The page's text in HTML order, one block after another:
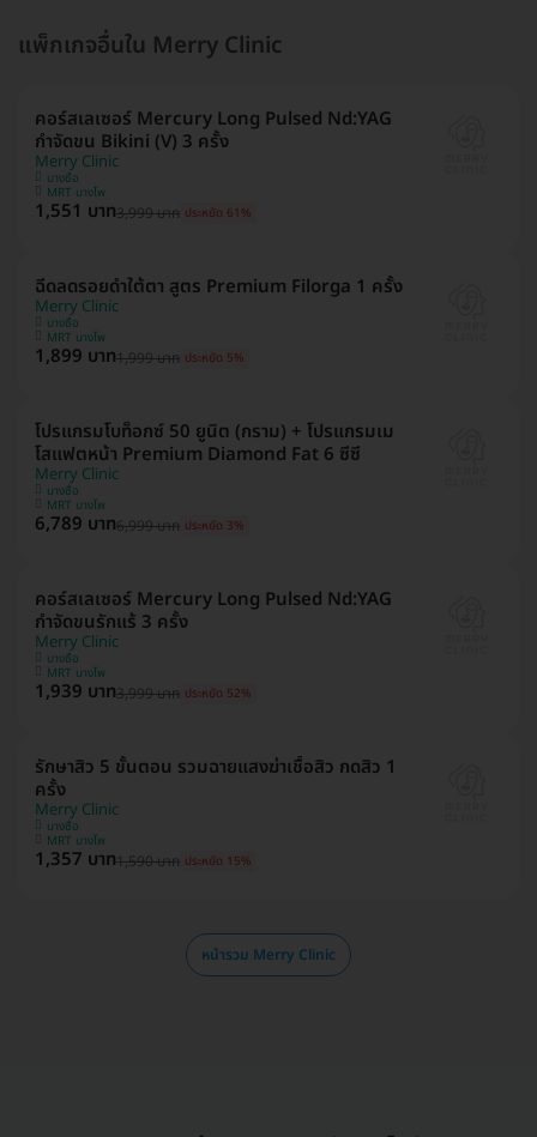
แพ็กเกจอื่นใน Merry Clinic
คอร์สเลเซอร์ Mercury Long Pulsed Nd:YAG
กำจัดขน Bikini (V) 3 ครั้ง
Merry Clinic
บางซื่อ
MRT บางโพ
1,551 บาท3,999 บาท ประหยัด 61%
ฉีดลดรอยดำใต้ตา สูตร Premium Filorga 1 ครั้ง
Merry Clinic
บางซื่อ
MRT บางโพ
1,899 บาท1,999 บาท ประหยัด 5%
โปรแกรมโบท็อกซ์ 50 ยูนิต (กราม) + โปรแกรมเม
โสแฟตหน้า Premium Diamond Fat 6 ซีซี
Merry Clinic
บางซื่อ
MRT บางโพ
6,789 บาท6,999 บาท ประหยัด 3%
คอร์สเลเซอร์ Mercury Long Pulsed Nd:YAG
กำจัดขนรักแร้ 3 ครั้ง
Merry Clinic
บางซื่อ
MRT บางโพ
1,939 บาท3,999 บาท ประหยัด 52%
รักษาสิว 5 ขั้นตอน รวมฉายแสงฆ่าเชื้อสิว กดสิว 1
ครั้ง
Merry Clinic
บางซื่อ
MRT บางโพ
1,357 บาท1,590 บาท ประหยัด 15%
หน้ารวม Merry Clinic